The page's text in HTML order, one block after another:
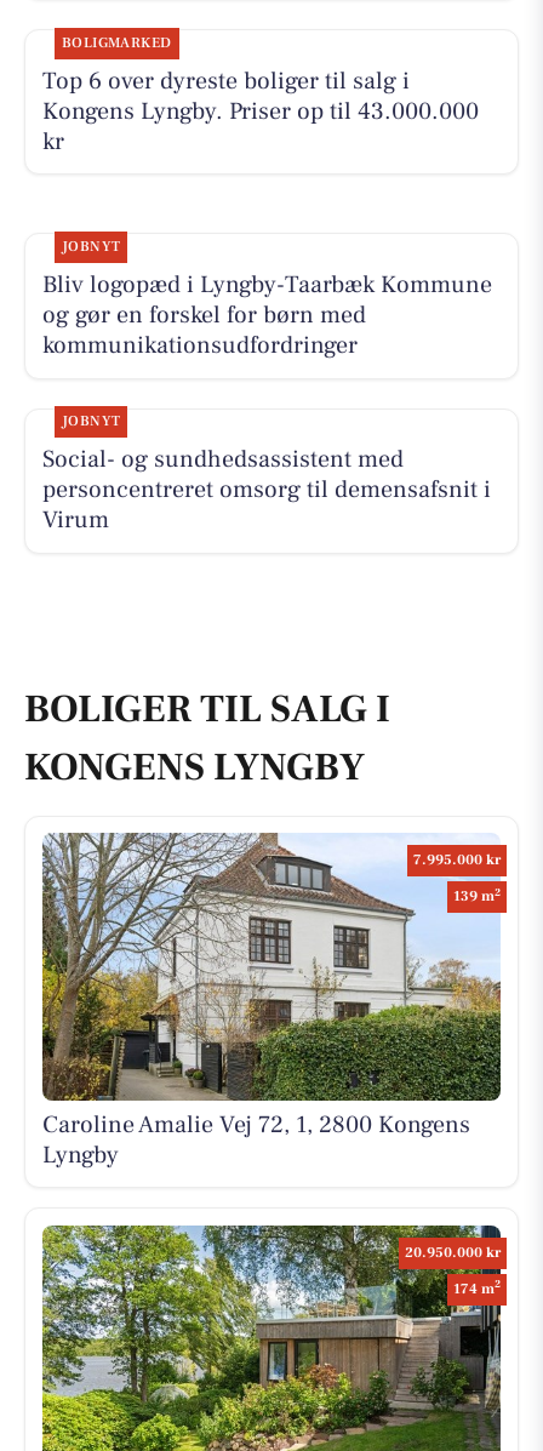
BOLIGMARKED
Top 6 over dyreste boliger til salg i
Kongens Lyngby. Priser op til 43.000.000
kr
JOBNYT
Bliv logopæd i Lyngby-Taarbæk Kommune
og gør en forskel for børn med
kommunikationsudfordringer
JOBNYT
Social- og sundhedsassistent med
personcentreret omsorg til demensafsnit i
Virum
BOLIGER TIL SALG I
KONGENS LYNGBY
7.995.000 kr
139 m2
Caroline Amalie Vej 72, 1, 2800 Kongens
Lyngby
20.950.000 kr
174 m2